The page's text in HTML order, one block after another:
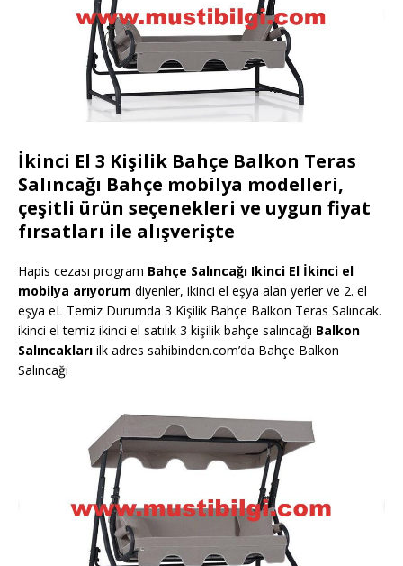
İkinci El 3 Kişilik Bahçe Balkon Teras
Salıncağı Bahçe mobilya modelleri,
çeşitli ürün seçenekleri ve uygun fiyat
fırsatları ile alışverişte
Hapis cezası program Bahçe Salıncağı Ikinci El İkinci el
mobilya arıyorum diyenler, ikinci el eşya alan yerler ve 2. el
eşya eL Temiz Durumda 3 Kişilik Bahçe Balkon Teras Salıncak.
ikinci el temiz ikinci el satılık 3 kişilik bahçe salıncağı Balkon
Salıncakları ilk adres sahibinden.com’da Bahçe Balkon
Salıncağı